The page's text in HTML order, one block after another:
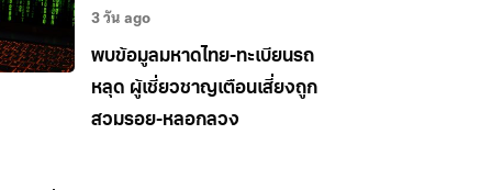
3 วัน ago
พบข้อมูลมหาดไทย-ทะเบียนรถ
หลุด ผู้เชี่ยวชาญเตือนเสี่ยงถูก
สวมรอย-หลอกลวง